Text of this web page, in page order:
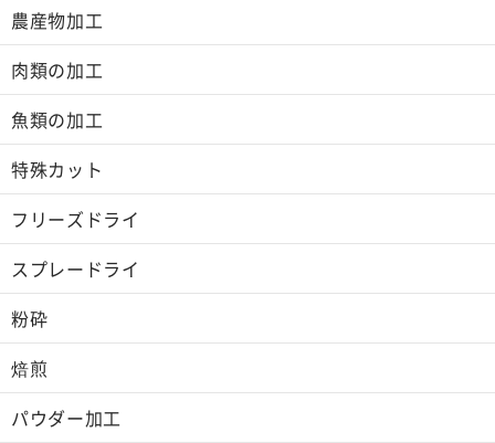
農産物加工
肉類の加工
魚類の加工
特殊カット
フリーズドライ
スプレードライ
粉砕
焙煎
パウダー加工